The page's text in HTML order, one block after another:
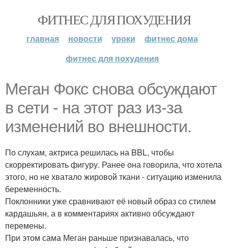
ФИТНЕС ДЛЯ ПОХУДЕНИЯ
главная новости уроки
фитнес дома
фитнес для похудения
Меган Фокс снова обсуждают
в сети - на этот раз из-за
изменений во внешности.
По слухам, актриса решилась на BBL, чтобы
скорректировать фигуру. Ранее она говорила, что хотела
этого, но не хватало жировой ткани - ситуацию изменила
беременность.
Поклонники уже сравнивают её новый образ со стилем
кардашьян, а в комментариях активно обсуждают
перемены.
При этом сама Меган раньше признавалась, что